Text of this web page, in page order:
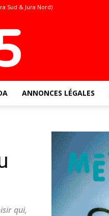
Sud & Jura Nord)
ANNONCES LÉGALES
qui,